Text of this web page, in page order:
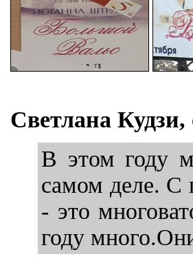
Светлана Кудзи,
В этом году
самом деле. С
- это
году